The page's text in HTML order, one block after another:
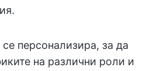
персонализира, за да
на различни роли и